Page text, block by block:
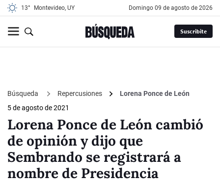
13° Montevideo, UY domingo 09 de agosto de 2026
Suscribite
Búsqueda Repercusiones
Lorena Ponce de León
5 de agosto de 2021
Lorena Ponce de León cambió
de opinión y dijo que
Sembrando se registrará a
nombre de Presidencia